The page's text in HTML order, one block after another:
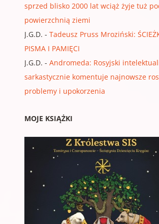
sprzed blisko 2000 lat wciąż żyje tuż
powierzchnią ziemi
J.G.D. - Tadeusz Pruss Mroziński:
PISMA I PAMIĘCI
J.G.D. - Andromeda: Rosyjski
sarkastycznie komentuje najnowsze
problemy i upokorzenia
MOJE KSIĄŻKI